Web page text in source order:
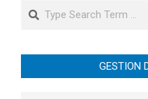
Search
GESTION